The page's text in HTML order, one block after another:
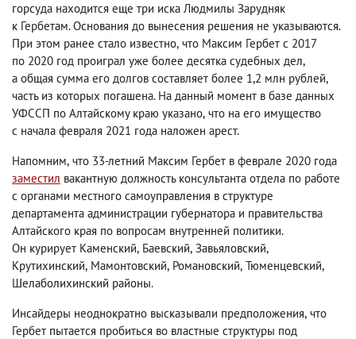
горсуда находится еще три иска Людмилы Зарудняк
к Гербетам. Основания до вынесения решения не указываются.
При этом ранее стало известно, что Максим Гербет с 2017
по 2020 год проиграл уже более десятка судебных дел,
а общая сумма его долгов составляет более 1,2 млн рублей,
часть из которых погашена. На данный момент в базе данных
УФССП по Алтайскому краю указано, что на его имущество
с начала февраля 2021 года наложен арест.
Напомним, что 33-летний Максим Гербет в феврале 2020 года
заместил вакантную должность консультанта отдела по работе
с органами местного самоуправления в структуре
департамента администрации губернатора и правительства
Алтайского края по вопросам внутренней политики.
Он курирует Каменский, Баевский, Завьяловский,
Крутихинский, Мамонтовский, Романовский, Тюменцевский,
Шелаболихинский районы.
Инсайдеры неоднократно высказывали предположения, что
Гербет пытается пробиться во властные структуры под